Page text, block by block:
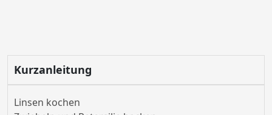
Kurzanleitung
Linsen kochen